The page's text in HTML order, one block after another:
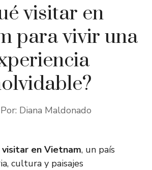
visitar en
para vivir una
Por: Diana Maldonado
en Vietnam, un país
cultura y paisajes